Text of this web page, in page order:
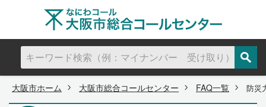
大阪市ホーム 大阪市総合コールセンター FAQ一覧 防災